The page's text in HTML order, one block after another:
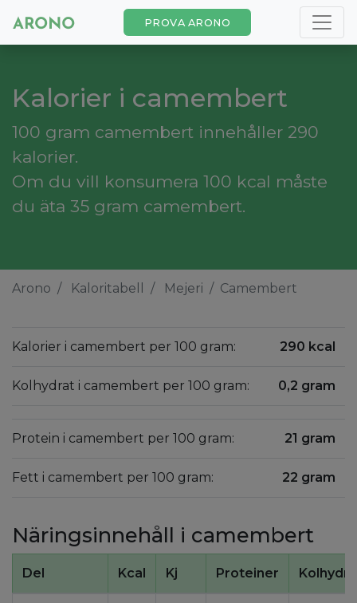
PROVA ARONO
Kalorier i camembert
100 gram camembert innehåller 290
kalorier.
Om du vill konsumera 100 kcal måste
du äta 35 gram camembert.
Arono Kaloritabell Mejeri Camembert
Kalorier i camembert per 100 gram: 290 kcal
Kolhydrat i camembert per 100 gram: 0,2 gram
Protein i camembert per 100 gram: 21 gram
Fett i camembert per 100 gram: 22 gram
Näringsinnehåll i camembert
Del Kcal Kj Proteiner